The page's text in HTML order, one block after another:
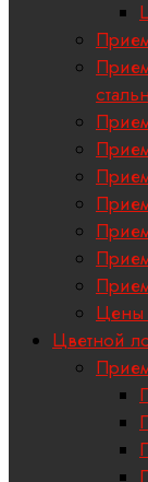
Цены
Цветной